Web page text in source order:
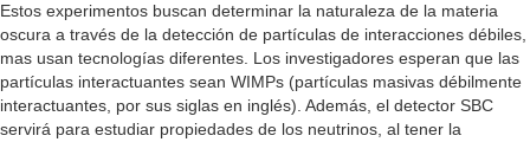
Estos experimentos buscan determinar la naturaleza de la materia
oscura a través de la detección de partículas de interacciones débiles,
mas usan tecnologías diferentes. Los investigadores esperan que las
partículas interactuantes sean WIMPs (partículas masivas débilmente
interactuantes, por sus siglas en inglés). Además, el detector SBC
servirá para estudiar propiedades de los neutrinos, al tener la